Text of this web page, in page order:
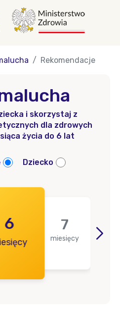
Rekomendacje
i skorzystaj z
dla zdrowych
życia do 6 lat
Dziecko
6 7
miesięcy